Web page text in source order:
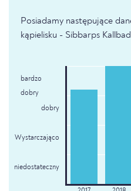
Posiadamy następujące
kąpielisku - Sibbarps
bardzo
dobry
dobry
Wystarczająco
niedostateczny